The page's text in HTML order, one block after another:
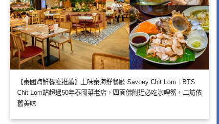
【泰國海鮮餐廳推薦】上味泰海鮮餐廳 Savoey Chit Lom｜BTS
Chit Lom站超過50年泰國菜老店，四面佛附近必吃咖哩蟹，二訪依
舊美味